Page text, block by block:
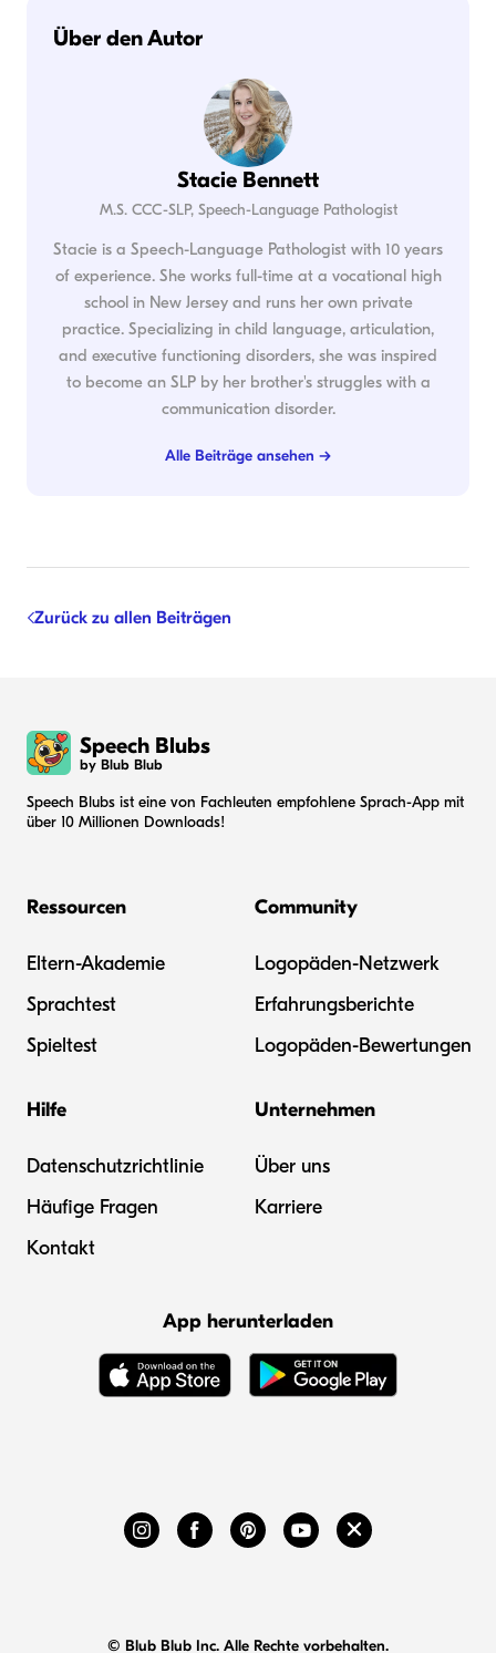
Über den Autor
Stacie Bennett
M.S. CCC-SLP, Speech-Language Pathologist
Stacie is a Speech-Language Pathologist with 10 years
of experience. She works full-time at a vocational high
school in New Jersey and runs her own private
practice. Specializing in child language, articulation,
and executive functioning disorders, she was inspired
to become an SLP by her brother's struggles with a
communication disorder.
Alle Beiträge ansehen →
Zurück zu allen Beiträgen
Speech Blubs
by Blub Blub
Speech Blubs ist eine von Fachleuten empfohlene Sprach-App mit
über 10 Millionen Downloads!
Ressourcen
Eltern-Akademie
Sprachtest
Spieltest
Community
Logopäden-Netzwerk
Erfahrungsberichte
Logopäden-Bewertungen
Hilfe
Datenschutzrichtlinie
Häufige Fragen
Kontakt
Unternehmen
Über uns
Karriere
App herunterladen
© Blub Blub Inc. Alle Rechte vorbehalten.